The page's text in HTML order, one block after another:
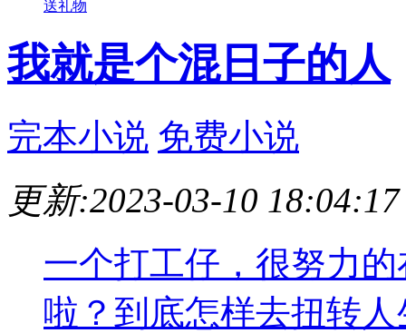
送礼物
我就是个混日子的人
完本小说 免费小说
更新:2023-03-10 18:04:17
一个打工仔，很努力
啦？到底怎样去扭转